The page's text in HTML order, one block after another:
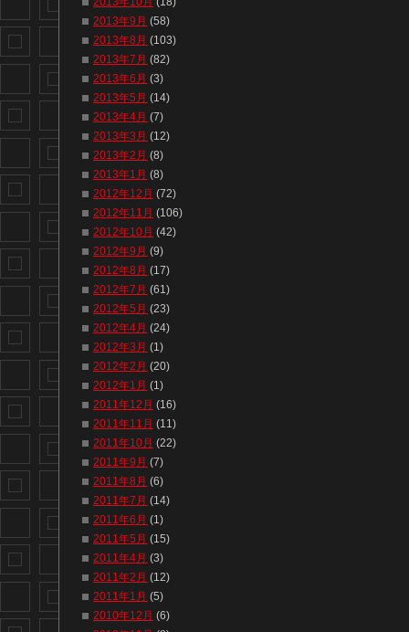
2013年9月 (58)
2013年8月 (103)
2013年7月 (82)
2013年6月 (3)
2013年5月 (14)
2013年4月 (7)
2013年3月 (12)
2013年2月 (8)
2013年1月 (8)
2012年12月 (72)
2012年11月 (106)
2012年10月 (42)
2012年9月 (9)
2012年8月 (17)
2012年7月 (61)
2012年5月 (23)
2012年4月 (24)
2012年3月 (1)
2012年2月 (20)
2012年1月 (1)
2011年12月 (16)
2011年11月 (11)
2011年10月 (22)
2011年9月 (7)
2011年8月 (6)
2011年7月 (14)
2011年6月 (1)
2011年5月 (15)
2011年4月 (3)
2011年2月 (12)
2011年1月 (5)
2010年12月 (6)